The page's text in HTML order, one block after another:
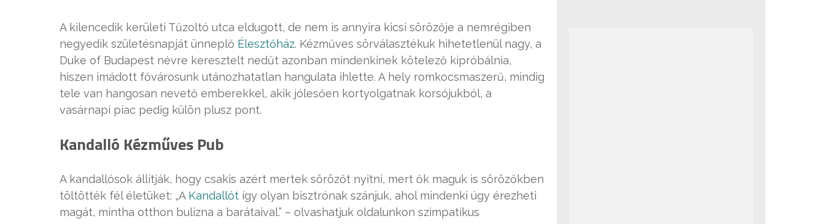
A kilencedik kerületi Tűzoltó utca eldugott, de nem is annyira kicsi sörözője a nemrégiben
negyedik születésnapját ünneplő Élesztőház. Kézműves sörválasztékuk hihetetlenül nagy, a
Duke of Budapest névre keresztelt nedűt azonban mindenkinek kötelező kipróbálnia,
hiszen imádott fővárosunk utánozhatatlan hangulata ihlette. A hely romkocsmaszerű, mindig
tele van hangosan nevető emberekkel, akik jólesően kortyolgatnak korsójukból, a
vasárnapi piac pedig külön plusz pont.
Kandalló Kézműves Pub
A kandallósok állítják, hogy csakis azért mertek sörözőt nyitni, mert ők maguk is sörözőkben
töltötték fél életüket: „A Kandallót így olyan bisztrónak szánjuk, ahol mindenki úgy érezheti
magát, mintha otthon bulizna a barátaival.” – olvashatjuk oldalunkon szimpatikus